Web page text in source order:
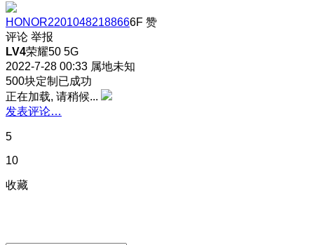
HONOR22010482188666F 赞
评论 举报
LV4荣耀50 5G
2022-7-28 00:33 属地未知
500块定制已成功
正在加载, 请稍候...
发表评论…
5
10
收藏